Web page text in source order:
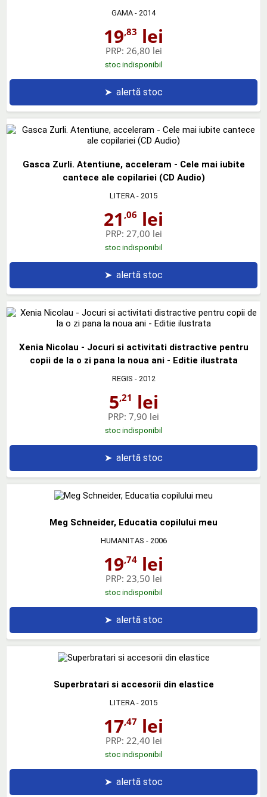
GAMA - 2014
19,83 lei
PRP: 26,80 lei
stoc indisponibil
➤ alertă stoc
Gasca Zurli. Atentiune, acceleram - Cele mai iubite
cantece ale copilariei (CD Audio)
LITERA - 2015
21 ,06 lei
PRP: 27,00 lei
stoc indisponibil
➤ alertă stoc
Xenia Nicolau - Jocuri si activitati distractive pentru
copii de la o zi pana la noua ani - Editie ilustrata
REGIS - 2012
5,21 lei
PRP: 7,90 lei
stoc indisponibil
➤ alertă stoc
Meg Schneider, Educatia copilului meu
HUMANITAS - 2006
19,74 lei
PRP: 23,50 lei
stoc indisponibil
➤ alertă stoc
Superbratari si accesorii din elastice
LITERA - 2015
17,47 lei
PRP: 22,40 lei
stoc indisponibil
➤ alertă stoc